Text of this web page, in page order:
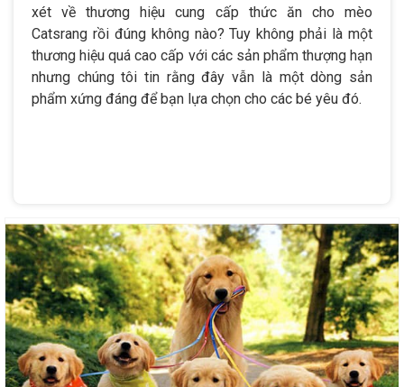
xét về thương hiệu cung cấp thức ăn cho mèo
Catsrang rồi đúng không nào? Tuy không phải là một
thương hiệu quá cao cấp với các sản phẩm thượng hạn
nhưng chúng tôi tin rằng đây vẫn là một dòng sản
phẩm xứng đáng để bạn lựa chọn cho các bé yêu đó.